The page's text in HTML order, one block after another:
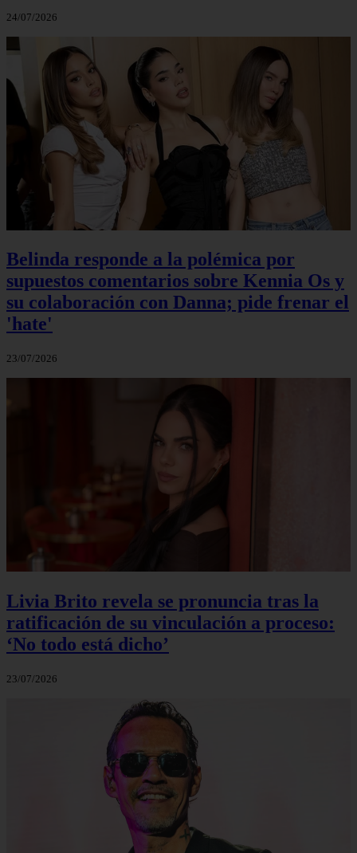
24/07/2026
Belinda responde a la polémica por
supuestos comentarios sobre Kennia Os y
su colaboración con Danna; pide frenar el
'hate'
23/07/2026
Livia Brito revela se pronuncia tras la
ratificación de su vinculación a proceso:
‘No todo está dicho’
23/07/2026